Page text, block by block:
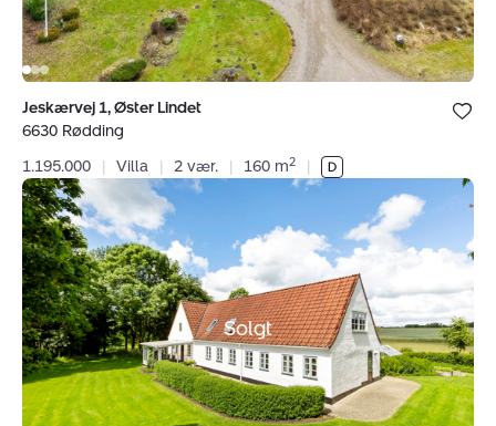
Bolig er
under dine
Jeskærvej 1, Øster Lindet
6630 Rødding
1.195.000
| Villa | 2 vær. | 160 m2 |
Villa:
Staghøjvej
3,
Hjerting,
6630
Rødding
Solgt